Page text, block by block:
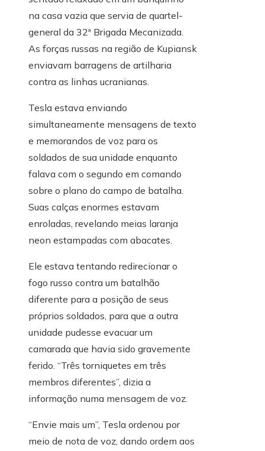
na casa vazia que servia de quartel-
general da 32ª Brigada Mecanizada.
As forças russas na região de Kupiansk
enviavam barragens de artilharia
contra as linhas ucranianas.
Tesla estava enviando
simultaneamente mensagens de texto
e memorandos de voz para os
soldados de sua unidade enquanto
falava com o segundo em comando
sobre o plano do campo de batalha.
Suas calças enormes estavam
enroladas, revelando meias laranja
neon estampadas com abacates.
Ele estava tentando redirecionar o
fogo russo contra um batalhão
diferente para a posição de seus
próprios soldados, para que a outra
unidade pudesse evacuar um
camarada que havia sido gravemente
ferido. “Três torniquetes em três
membros diferentes”, dizia a
informação numa mensagem de voz.
“Envie mais um”, Tesla ordenou por
meio de nota de voz, dando ordem aos